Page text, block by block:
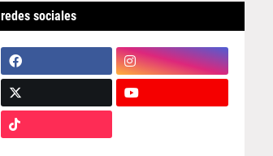
redes sociales